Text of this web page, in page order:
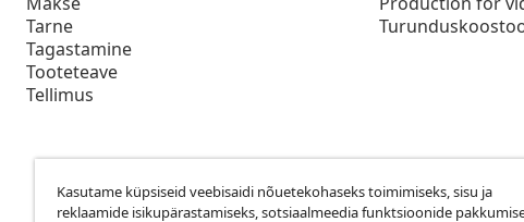
Tarne
Tagastamine
Tooteteave
Tellimus
Kasutame küpsiseid veebisaidi nõuetekohaseks toimimiseks, sisu ja
reklaamide isikupärastamiseks, sotsiaalmeedia funktsioonide